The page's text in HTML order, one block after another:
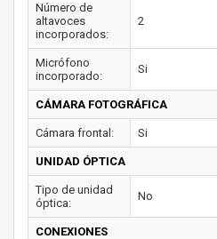
Número de
altavoces
incorporados:
2
Micrófono
incorporado:
Si
CÁMARA FOTOGRÁFICA
Cámara frontal: Si
UNIDAD ÓPTICA
Tipo de unidad
óptica:
No
CONEXIONES